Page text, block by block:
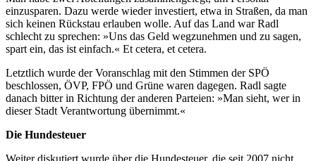
einzusparen. Dazu werde wieder investiert, etwa in Straßen, da man
sich keinen Rückstau erlauben wolle. Auf das Land war Radl
schlecht zu sprechen: »Uns das Geld wegzunehmen und zu sagen,
spart ein, das ist einfach.« Et cetera, et cetera.
Letztlich wurde der Voranschlag mit den Stimmen der SPÖ
beschlossen, ÖVP, FPÖ und Grüne waren dagegen. Radl sagte
danach bitter in Richtung der anderen Parteien: »Man sieht, wer in
dieser Stadt Verantwortung übernimmt.«
Die Hundesteuer
Weiter diskutiert wurde über die Hundesteuer, die seit 2007 nicht